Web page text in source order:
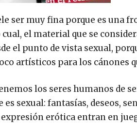
ser muy fina porque es una
el material que se
el punto de vista sexual,
artísticos para los cánones
los seres humanos de
sexual: fantasías, deseos,
erótica entran en